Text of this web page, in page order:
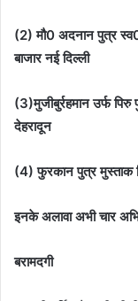
(2) मौ0 अदनान पुत्र
बाजार नई दिल्ली
(3)मुजीबुर्रहमान उर्फ
देहरादून
(4) फुरकान पुत्र मुस्ताक
इनके अलावा अभी चार
बरामदगी